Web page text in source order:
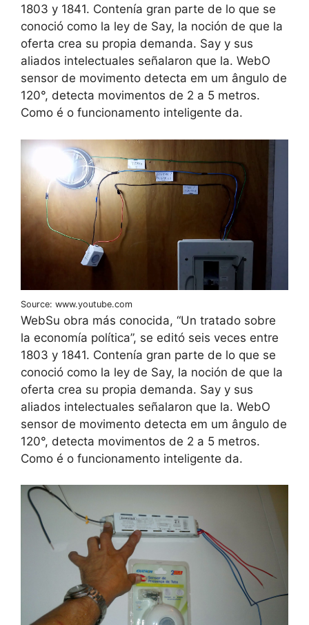
1803 y 1841. Contenía gran parte de lo que se
conoció como la ley de Say, la noción de que la
oferta crea su propia demanda. Say y sus
aliados intelectuales señalaron que la. WebO
sensor de movimento detecta em um ângulo de
120°, detecta movimentos de 2 a 5 metros.
Como é o funcionamento inteligente da.
Source: www.youtube.com
WebSu obra más conocida, “Un tratado sobre
la economía política”, se editó seis veces entre
1803 y 1841. Contenía gran parte de lo que se
conoció como la ley de Say, la noción de que la
oferta crea su propia demanda. Say y sus
aliados intelectuales señalaron que la. WebO
sensor de movimento detecta em um ângulo de
120°, detecta movimentos de 2 a 5 metros.
Como é o funcionamento inteligente da.